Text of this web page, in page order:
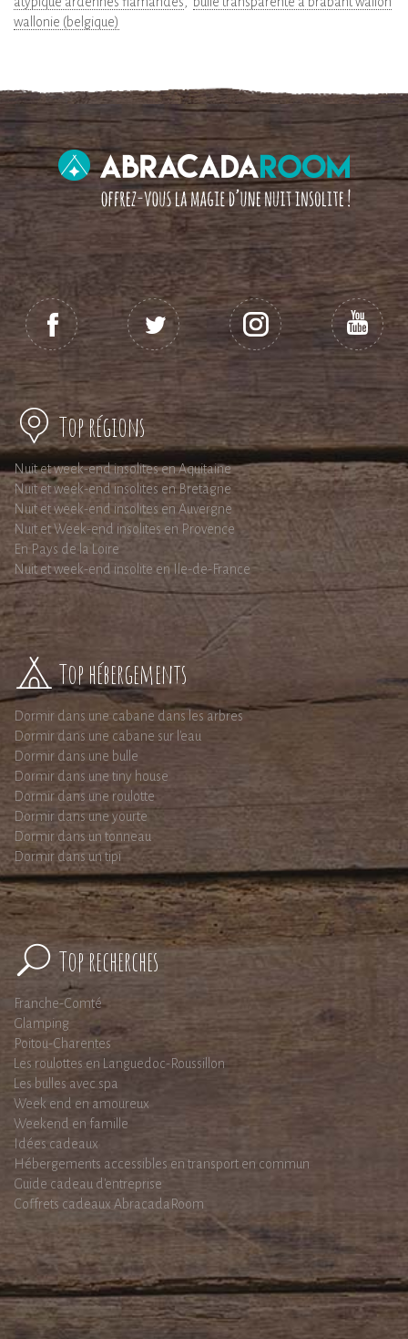
wallonie (belgique)
Top régions
Nuit et week-end insolites en Aquitaine
Nuit et week-end insolites en Bretagne
Nuit et week-end insolites en Auvergne
Nuit et Week-end insolites en Provence
En Pays de la Loire
Nuit et week-end insolite en Ile-de-France
Top hébergements
Dormir dans une cabane dans les arbres
Dormir dans une cabane sur l'eau
Dormir dans une bulle
Dormir dans une tiny house
Dormir dans une roulotte
Dormir dans une yourte
Dormir dans un tonneau
Dormir dans un tipi
Top recherches
Franche-Comté
Glamping
Poitou-Charentes
Les roulottes en Languedoc-Roussillon
Les bulles avec spa
Week end en amoureux
Weekend en famille
Idées cadeaux
Hébergements accessibles en transport en commun
Guide cadeau d'entreprise
Coffrets cadeaux AbracadaRoom